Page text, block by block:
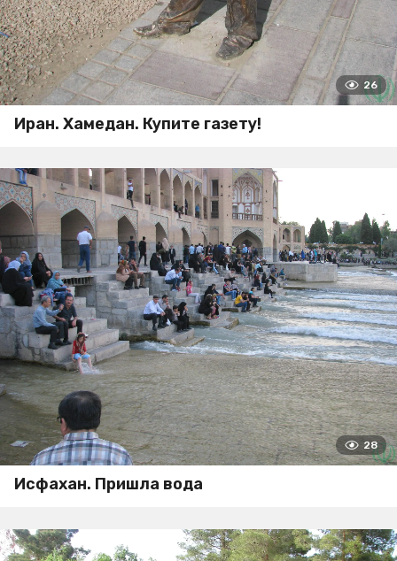
26
Иран. Хамедан. Купите газету!
28
Исфахан. Пришла вода